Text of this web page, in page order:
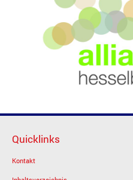
Quicklinks
Kontakt